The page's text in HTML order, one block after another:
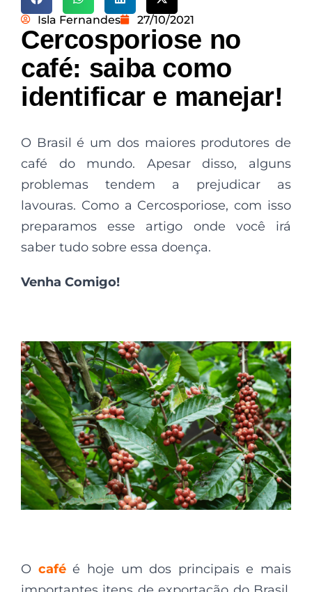
Isla Fernandes 27/10/2021
Cercosporiose no
café: saiba como
identificar e manejar!
O Brasil é um dos maiores produtores de
café do mundo. Apesar disso, alguns
problemas tendem a prejudicar as
lavouras. Como a Cercosporiose, com isso
preparamos esse artigo onde você irá
saber tudo sobre essa doença.
Venha Comigo!
O café é hoje um dos principais e mais